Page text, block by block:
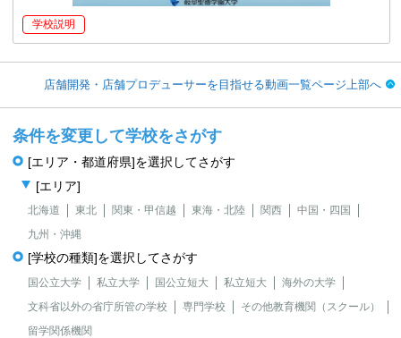
学校説明
店舗開発・店舗プロデューサーを目指せる動画一覧ページ上部へ
条件を変更して学校をさがす
[エリア・都道府県]を選択してさがす
[エリア]
北海道 東北 関東・甲信越 東海・北陸 関西
中国・四国
九州・沖縄
[学校の種類]を選択してさがす
国公立大学 私立大学 国公立短大 私立短大
海外の大学
文科省以外の省庁所管の学校
専門学校
その他教育機関（スクール）
留学関係機関